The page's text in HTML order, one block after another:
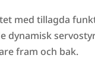
med tillagda
dynamisk
fram och bak.